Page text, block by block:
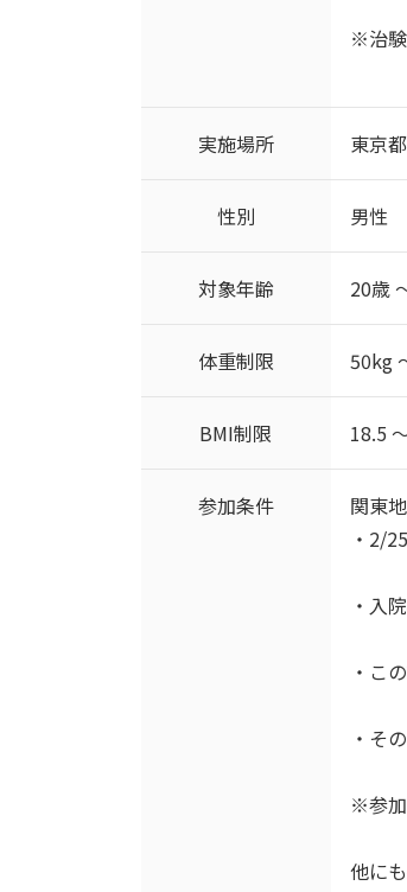
※治験
実施場所 東京
性別 男性
対象年齢 20歳
体重制限 50kg
BMI制限 18.5
参加条件
関東
・2/
・入
・こ
・そ
※参加
他に